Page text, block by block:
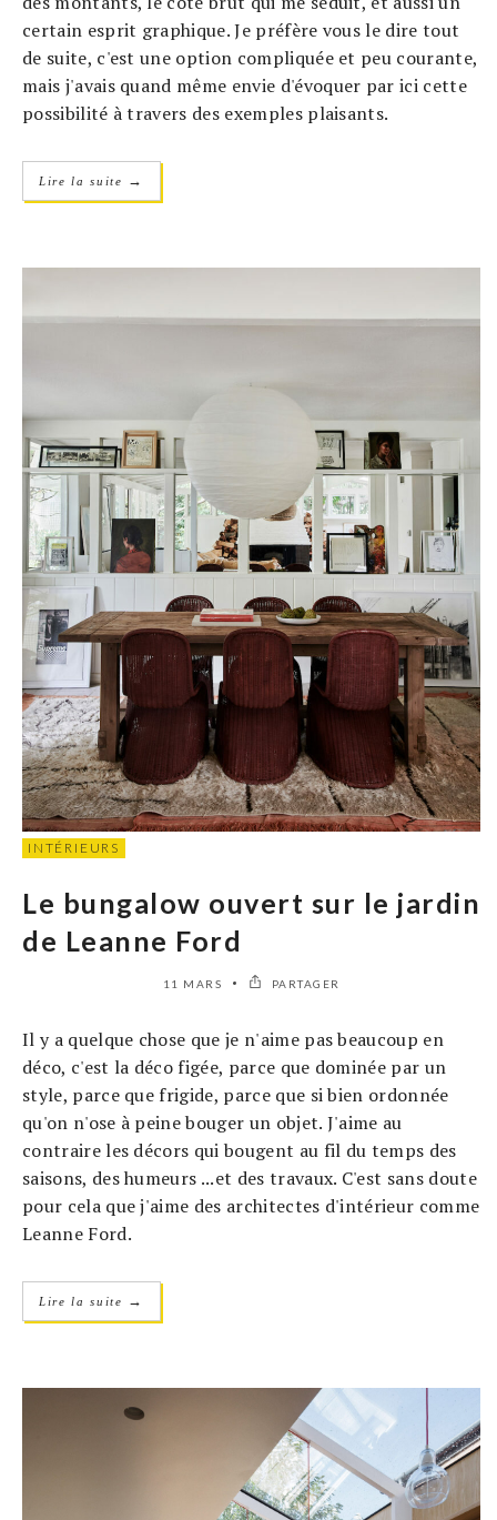
certain esprit graphique. Je préfère vous le dire tout
de suite, c'est une option compliquée et peu courante,
mais j'avais quand même envie d'évoquer par ici cette
possibilité à travers des exemples plaisants.
Lire la suite →
INTÉRIEURS
Le bungalow ouvert sur le jardin
de Leanne Ford
11 MARS PARTAGER
Il y a quelque chose que je n'aime pas beaucoup en
déco, c'est la déco figée, parce que dominée par un
style, parce que frigide, parce que si bien ordonnée
qu'on n'ose à peine bouger un objet. J'aime au
contraire les décors qui bougent au fil du temps des
saisons, des humeurs ...et des travaux. C'est sans doute
pour cela que j'aime des architectes d'intérieur comme
Leanne Ford.
Lire la suite →